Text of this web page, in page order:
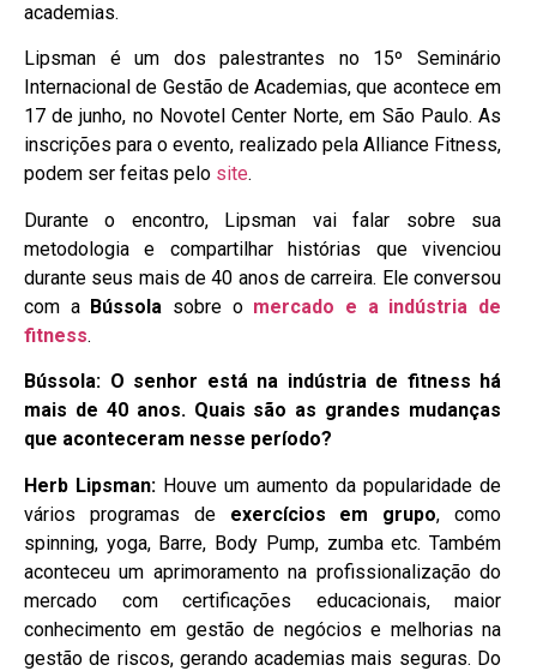
academias.
Lipsman é um dos palestrantes no 15º Seminário
Internacional de Gestão de Academias, que acontece em
17 de junho, no Novotel Center Norte, em São Paulo. As
inscrições para o evento, realizado pela Alliance Fitness,
podem ser feitas pelo site.
Durante o encontro, Lipsman vai falar sobre sua
metodologia e compartilhar histórias que vivenciou
durante seus mais de 40 anos de carreira. Ele conversou
com a Bússola sobre o mercado e a indústria de
fitness.
Bússola: O senhor está na indústria de fitness há
mais de 40 anos. Quais são as grandes mudanças
que aconteceram nesse período?
Herb Lipsman: Houve um aumento da popularidade de
vários programas deexercícios em grupo, como
spinning, yoga, Barre, Body Pump, zumba etc. Também
aconteceu um aprimoramento na profissionalização do
mercado com certificações educacionais, maior
conhecimento em gestão de negócios e melhorias na
gestão de riscos, gerando academias mais seguras. Do